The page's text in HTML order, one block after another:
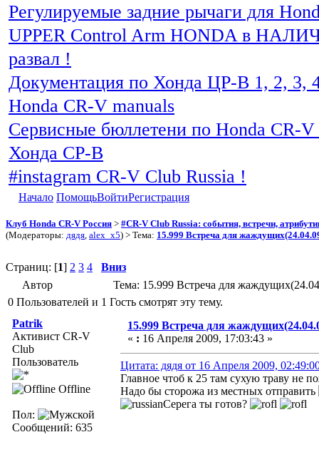
Регулируемые задние рычаги для
UPPER Control Arm HONDA в
развал !
Документация по Хонда ЦР-В 1, 2, 3,
Honda CR-V manuals
Сервисные бюллетени по Honda CR-
Хонда СР-В
#instagram CR-V Club Russia !
Начало ПомощьВойтиРегистрация
Клуб Honda CR-V Россия > #CR-V Club Russia: события, встречи,
(Модераторы: дядя alex_x5) > Тема: 15.999 Встреча для
Страниц: [1] 2 3 4
Вниз
Автор
Тема: 15.999 Встреча для
0 Пользователей и 1 Гость смотрят эту тему.
Patrik
Активист CR-V
Club
Пользователь
Offline
Пол:
Сообщений: 635
15.999 Встреча для
« : 16 Апреля 2009, 17:03:43 »
Цитата: дядя от 16 Апреля 2009,
Главное чтоб к 25 там сухую траву не
Надо бы сторожа из местных отправить
Серега ты готов?